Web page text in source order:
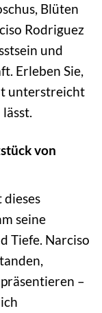
Blüten
Rodriguez
und
Erleben Sie,
unterstreicht
von
seine
Tiefe. Narciso
–